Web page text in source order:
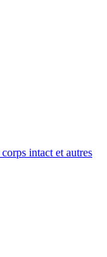
intact et autres